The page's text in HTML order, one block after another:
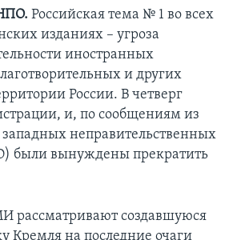
ПУТЕШЕСТВИЕ
Российская тема № 1 во всех
изданиях – угроза
иностранных
и других
России. В четверг
и, по сообщениям из
неправительственных
были вынуждены прекратить
рассматривают создавшуюся
Кремля на последние очаги